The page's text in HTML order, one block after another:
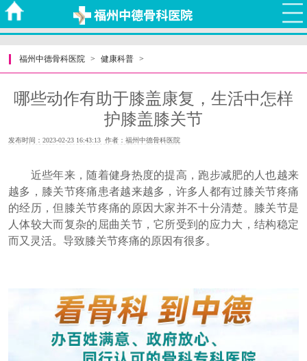
福州中德骨科医院 > 健康科普 >
哪些动作有助于膝盖康复，生活中怎样
护膝盖膝关节
发布时间：2023-02-23 16:43:13 作者：福州中德骨科医院
近些年来，随着健身热度的提高，跑步减肥的人也越来
越多，膝关节疼痛患者越来越多，许多人都有过膝关节疼痛
的经历，但膝关节疼痛的原因大家并不十分清楚。膝关节是
人体较大而复杂的屈曲关节，它所受到的应力大，结构稳定
而又灵活。导致膝关节疼痛的原因有很多。